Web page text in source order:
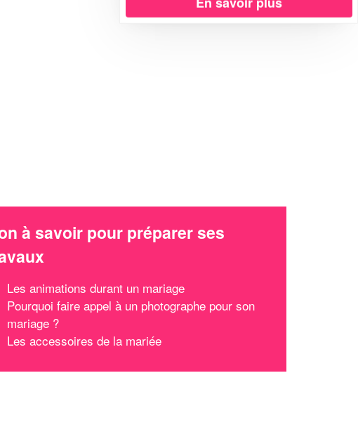
à savoir pour préparer ses
Les animations durant un mariage
Pourquoi faire appel à un photographe pour son
mariage ?
Les accessoires de la mariée